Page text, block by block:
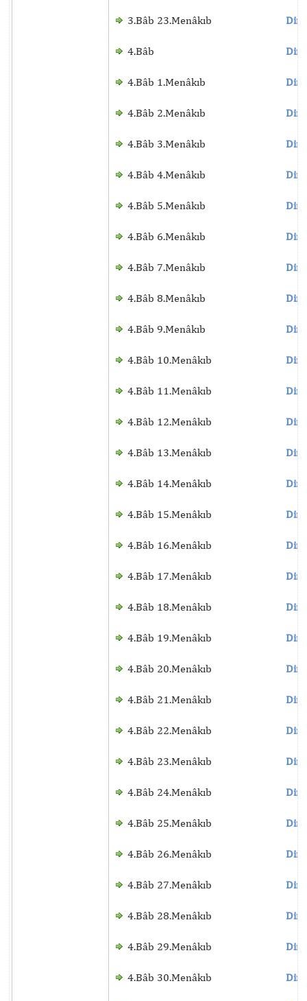
3.Bâb 23.Menâkıb
4.Bâb
4.Bâb 1.Menâkıb
4.Bâb 2.Menâkıb
4.Bâb 3.Menâkıb
4.Bâb 4.Menâkıb
4.Bâb 5.Menâkıb
4.Bâb 6.Menâkıb
4.Bâb 7.Menâkıb
4.Bâb 8.Menâkıb
4.Bâb 9.Menâkıb
4.Bâb 10.Menâkıb
4.Bâb 11.Menâkıb
4.Bâb 12.Menâkıb
4.Bâb 13.Menâkıb
4.Bâb 14.Menâkıb
4.Bâb 15.Menâkıb
4.Bâb 16.Menâkıb
4.Bâb 17.Menâkıb
4.Bâb 18.Menâkıb
4.Bâb 19.Menâkıb
4.Bâb 20.Menâkıb
4.Bâb 21.Menâkıb
4.Bâb 22.Menâkıb
4.Bâb 23.Menâkıb
4.Bâb 24.Menâkıb
4.Bâb 25.Menâkıb
4.Bâb 26.Menâkıb
4.Bâb 27.Menâkıb
4.Bâb 28.Menâkıb
4.Bâb 29.Menâkıb
4.Bâb 30.Menâkıb